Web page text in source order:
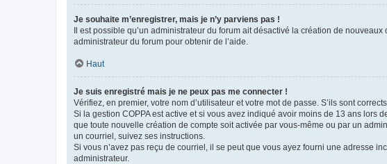
Je souhaite m’enregistrer, mais je n’y parviens pas !
Il est possible qu’un administrateur du forum ait désactivé la création de
administrateur du forum pour obtenir de l’aide.
Haut
Je suis enregistré mais je ne peux pas me connecter !
Vérifiez, en premier, votre nom d’utilisateur et votre mot de passe. S’ils sont
Si la gestion COPPA est active et si vous avez indiqué avoir moins de 13 ans lors
que toute nouvelle création de compte soit activée par vous-même ou par un
un courriel, suivez ses instructions.
Si vous n’avez pas reçu de courriel, il se peut que vous ayez fourni une adresse
administrateur.